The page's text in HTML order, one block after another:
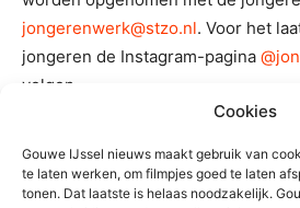
Cookies
Gouwe IJssel nieuws maakt gebruik van
te laten werken, om filmpjes goed te laten
tonen. Dat laatste is helaas noodzakelijk.
jongerenwerk@stzo.nl. Voor het
jongeren de Instagram-pagina
volgen
TREFWOORDEN Nieuwerkerk stzo!